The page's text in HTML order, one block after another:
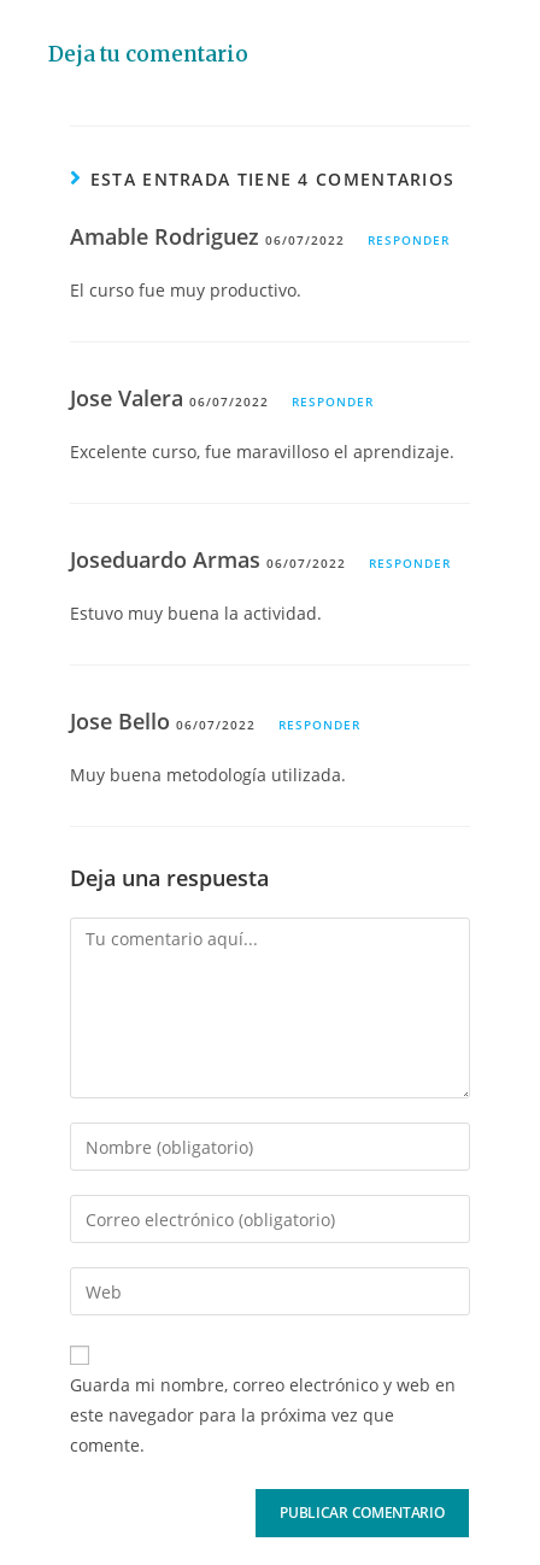
Deja tu comentario
ESTA ENTRADA TIENE 4 COMENTARIOS
Amable Rodriguez06/07/2022 RESPONDER
El curso fue muy productivo.
Jose Valera06/07/2022 RESPONDER
Excelente curso, fue maravilloso el aprendizaje.
Joseduardo Armas06/07/2022 RESPONDER
Estuvo muy buena la actividad.
Jose Bello06/07/2022 RESPONDER
Muy buena metodología utilizada.
Deja una respuesta
Guarda mi nombre, correo electrónico y web en
este navegador para la próxima vez que
comente.